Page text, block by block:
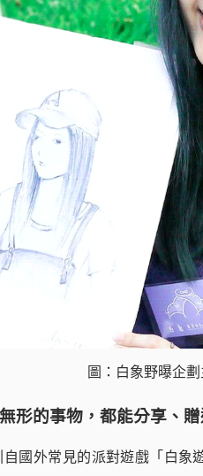
圖：白象野曝企劃
形的事物，都能分享、
自國外常見的派對遊戲「白